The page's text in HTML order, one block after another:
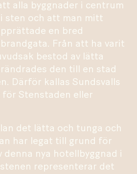
alla byggnader i centrum
sten och att man mitt
en bred
Från att ha varit
bestod av lätta
den till en stad
Därför kallas Sundsvalls
för Stenstaden eller
det lätta och tunga och
har legat till grund för
denna nya hotellbyggnad i
representerar det